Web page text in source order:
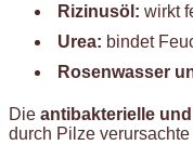
Rizinusöl: wirkt
Urea: bindet
Rosenwasser
Die antibakterielle
durch Pilze